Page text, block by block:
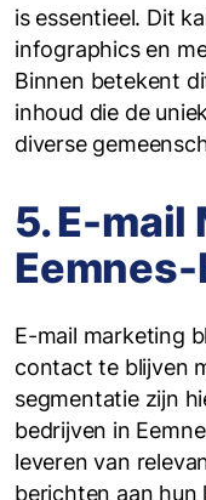
is essentieel. Dit
infographics en
Binnen betekent
inhoud die de
diverse
5. E-mail
E-mail marketing
contact te blijven
segmentatie zijn
bedrijven in
leveren van
berichten aan hun